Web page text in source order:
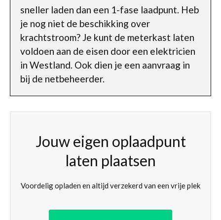
sneller laden dan een 1-fase laadpunt. Heb
je nog niet de beschikking over
krachtstroom? Je kunt de meterkast laten
voldoen aan de eisen door een elektricien
in Westland. Ook dien je een aanvraag in
bij de netbeheerder.
Jouw eigen oplaadpunt
laten plaatsen
Voordelig opladen en altijd verzekerd van een vrije plek